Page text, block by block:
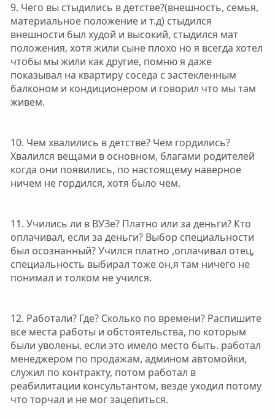
9. Чего вы стыдились в детстве?(внешность, семья,
материальное положение и т.д) стыдился
внешности был худой и высокий, стыдился мат
положения, хотя жили сыне плохо но я всегда хотел
чтобы мы жили как другие, помню я даже
показывал на квартиру соседа с застекленным
балконом и кондиционером и говорил что мы там
живем.
10. Чем хвалились в детстве? Чем гордились?
Хвалился вещами в основном, благами родителей
когда они появились, по настоящему наверное
ничем не гордился, хотя было чем.
11. Учились ли в ВУЗе? Платно или за деньги? Кто
оплачивал, если за деньги? Выбор специальности
был осознанный? Учился платно ,оплачивал отец,
специальность выбирал тоже он,я там ничего не
понимал и толком не учился.
12. Работали? Где? Сколько по времени? Распишите
все места работы и обстоятельства, по которым
были уволены, если это имело место быть. работал
менеджером по продажам, админом автомойки,
служил по контракту, потом работал в
реабилитации консультантом, везде уходил потому
что торчал и не мог зацепиться.